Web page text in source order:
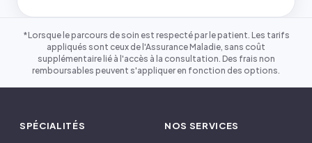
*Lorsque le parcours de soin est respecté par le patient. Les tarifs
appliqués sont ceux de l'Assurance Maladie, sans coût
supplémentaire lié à l'accès à la consultation. Des frais non
remboursables peuvent s'appliquer en fonction des options.
SPÉCIALITÉS NOS SERVICES